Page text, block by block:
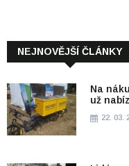
NEJNOVĚJŠÍ ČLÁNKY
Na
už
22. 03.